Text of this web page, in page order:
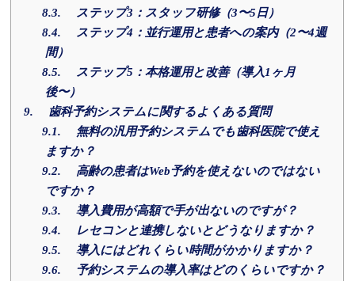
8.3.
ステップ3：スタッフ研修（3〜5日）
8.4.
ステップ4：並行運用と患者への案内（2〜4週
間）
8.5.
ステップ5：本格運用と改善（導入1ヶ月
後〜）
9.
歯科予約システムに関するよくある質問
9.1.
無料の汎用予約システムでも歯科医院で使え
ますか？
9.2.
高齢の患者はWeb予約を使えないのではない
ですか？
9.3.
導入費用が高額で手が出ないのですが？
9.4.
レセコンと連携しないとどうなりますか？
9.5.
導入にはどれくらい時間がかかりますか？
9.6.
予約システムの導入率はどのくらいですか？